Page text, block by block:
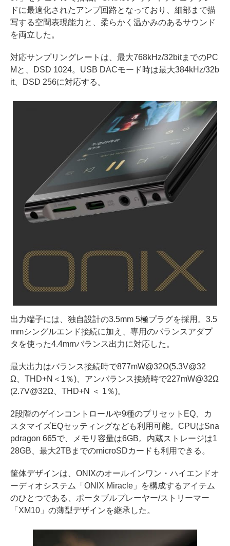
ドに最適化されたアンプ回路となっており、細部まで描
写する空間表現能力と、柔らかく温かみのあるサウンド
を両立した。
対応サンプリングレートは、最大768kHz/32bitまでのPC
Mと、DSD 1024。USB DACモード時は最大384kHz/32b
it、DSD 256に対応する。
出力端子には、独自設計の3.5mm 5極プラグを採用。3.5
mmシングルエンド接続に加え、専用のバランスアダプ
タを使った4.4mmバランス出力に対応した。
最大出力はバランス接続時で877mW@32Ω(5.3V@32
Ω、THD+N＜1％)、アンバランス接続時で227mW@32Ω
(2.7V@32Ω、THD+N ＜ 1％)。
2段階のゲインコントロールや9種のプリセットEQ、カ
スタマイズEQセッティングなども利用可能。CPUはSna
pdragon 665で、メモリ容量は6GB。内蔵ストレージは1
28GB、最大2TBまでのmicroSDカードも利用できる。
筐体デザインは、ONIXのオールインワン・ハイエンドオ
ーディオシステム「ONIX Miracle」を構成するアイテム
のひとつである、ポータブルプレーヤー/ストリーマー
「XM10」の薄型デザインを継承した。